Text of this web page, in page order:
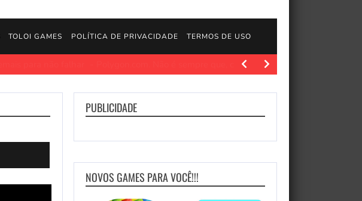
TOLOI GAMES POLÍTICA DE PRIVACIDADE TERMOS DE USO
Polygon.com. Não é sempre que, como alguém que escreve…
PUBLICIDADE
NOVOS GAMES PARA VOCÊ!!!